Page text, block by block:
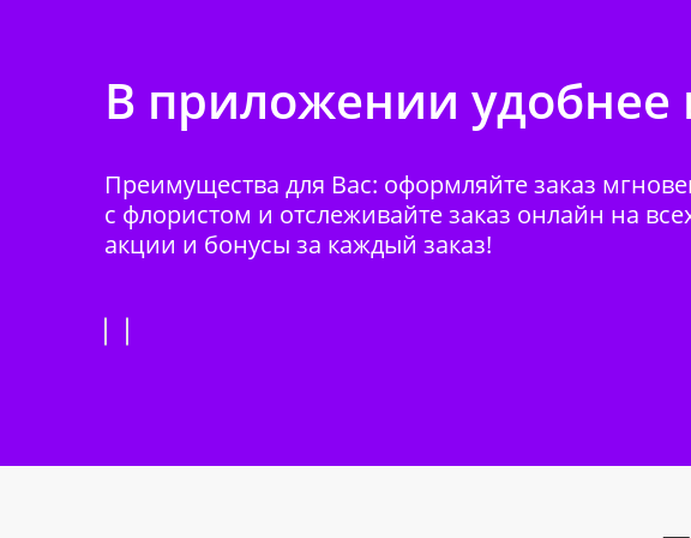
В приложении удобнее
Преимущества для Вас: оформляйте заказ
с флористом и отслеживайте заказ онлайн на
акции и бонусы за каждый заказ!